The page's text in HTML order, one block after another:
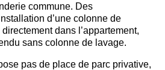
commune. Des
d’une colonne de
dans l’appartement,
sans colonne de lavage.
pas de place de parc privative,